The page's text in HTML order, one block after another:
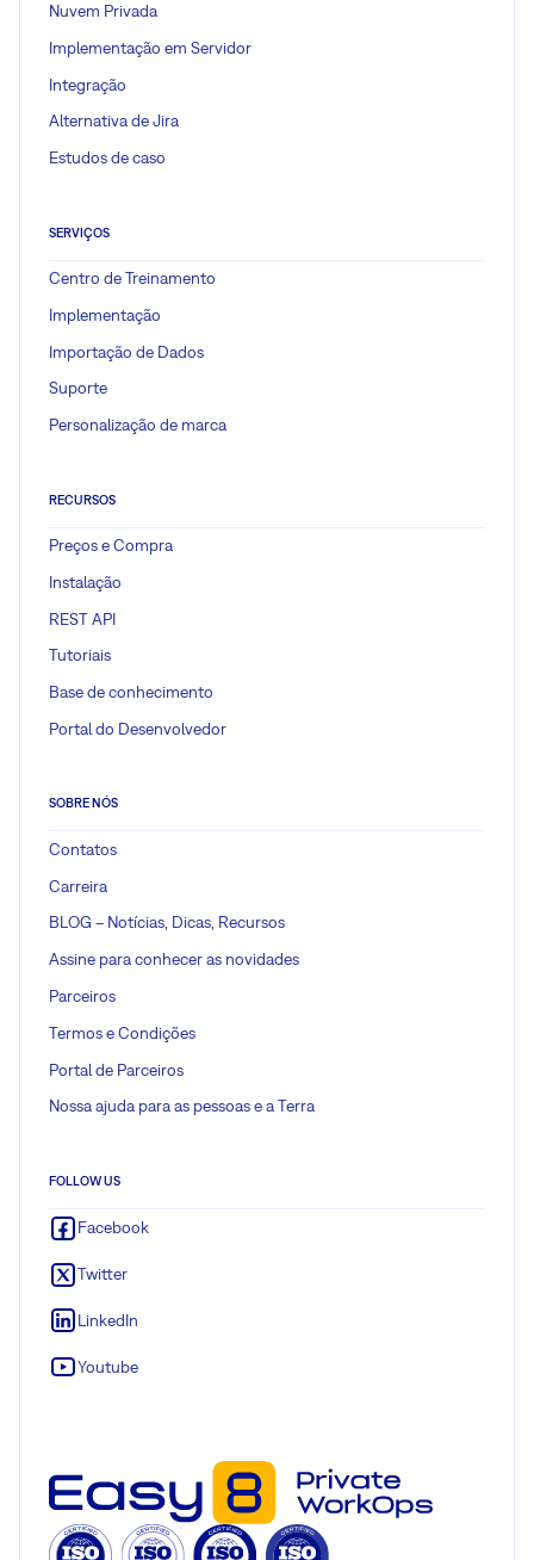
Nuvem Privada
Implementação em Servidor
Integração
Alternativa de Jira
Estudos de caso
SERVIÇOS
Centro de Treinamento
Implementação
Importação de Dados
Suporte
Personalização de marca
RECURSOS
Preços e Compra
Instalação
REST API
Tutoriais
Base de conhecimento
Portal do Desenvolvedor
SOBRE NÓS
Contatos
Carreira
BLOG – Notícias, Dicas, Recursos
Assine para conhecer as novidades
Parceiros
Termos e Condições
Portal de Parceiros
Nossa ajuda para as pessoas e a Terra
FOLLOW US
Facebook
Twitter
LinkedIn
Youtube